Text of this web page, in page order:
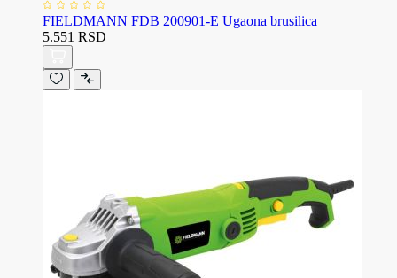
FIELDMANN FDB 200901-E Ugaona brusilica
5.551 RSD